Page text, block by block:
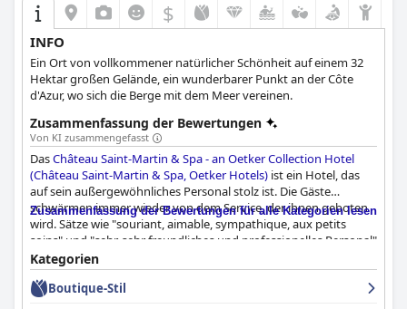
$
INFO
Ein Ort von vollkommener natürlicher Schönheit auf einem 32
Hektar großen Gelände, ein wunderbarer Punkt an der Côte
d'Azur, wo sich die Berge mit dem Meer vereinen.
Zusammenfassung der Bewertungen
Von KI zusammengefasst
DasChâteau Saint-Martin & Spa - an Oetker Collection Hotel
(Château Saint-Martin & Spa, Oetker Hotels) ist ein Hotel, das
auf sein außergewöhnliches Personal stolz ist. Die Gäste
schwärmen immer wieder von dem Service, der ihnen geboten
wird. Sätze wie "souriant, aimable, sympathique, aux petits
soins" und "sehr, sehr freundliches und professionelles Personal"
tauchen häufig in den Bewertungen auf. Es wird beschrieben,
dass sich das Personal selbst unter schwierigen Umständen
sehr bemüht, den Gästen einen angenehmen Aufenthalt zu
Zusammenfassung der Bewertungen für alle Kategorien lesen
Kategorien
Boutique-Stil